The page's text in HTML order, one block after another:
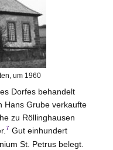
um 1960
Dorfes behandelt
Hans Grube verkaufte
zu Röllinghausen
. 7 Gut einhundert
St. Petrus belegt.